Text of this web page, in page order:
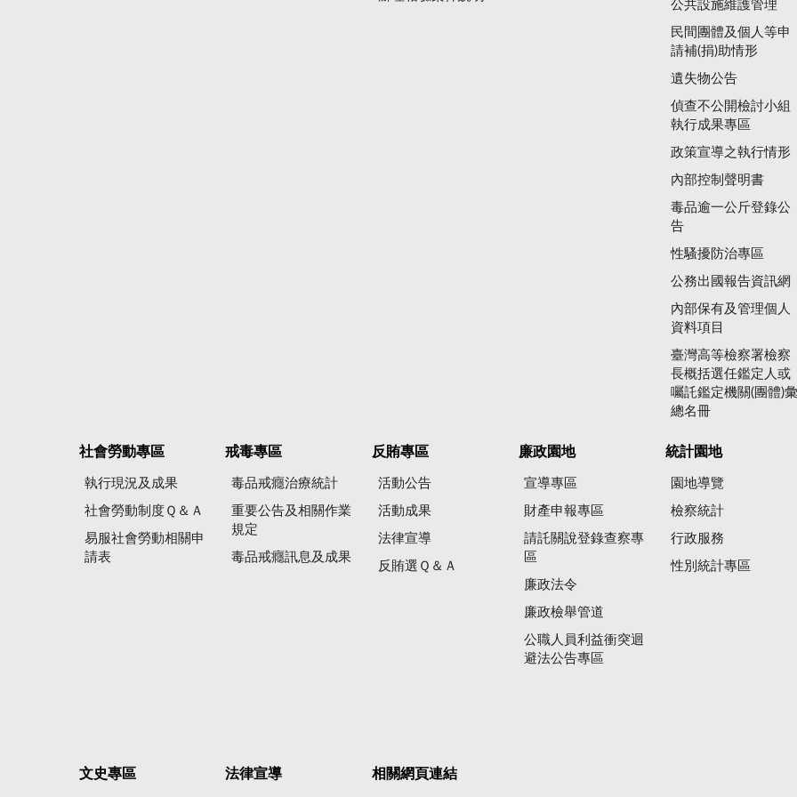
公共設施維護管理
民間團體及個人等申
請補(捐)助情形
遺失物公告
偵查不公開檢討小組
執行成果專區
政策宣導之執行情形
內部控制聲明書
毒品逾一公斤登錄公
告
性騷擾防治專區
公務出國報告資訊網
內部保有及管理個人
資料項目
臺灣高等檢察署檢察
長概括選任鑑定人或
囑託鑑定機關(團體)
總名冊
社會勞動專區
執行現況及成果
社會勞動制度Ｑ＆Ａ
易服社會勞動相關申
請表
戒毒專區
毒品戒癮治療統計
重要公告及相關作業
規定
毒品戒癮訊息及成果
反賄專區
活動公告
活動成果
法律宣導
反賄選Ｑ＆Ａ
廉政園地
宣導專區
財產申報專區
請託關說登錄查察專
區
廉政法令
廉政檢舉管道
公職人員利益衝突迴
避法公告專區
統計園地
園地導覽
檢察統計
行政服務
性別統計專區
文史專區 法律宣導 相關網頁連結